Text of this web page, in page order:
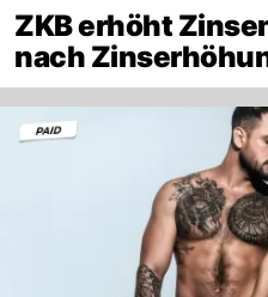
ZKB erhöht
nach